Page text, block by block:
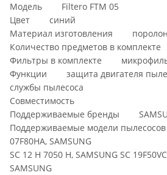
Модель Filtero FTM 05
Цвет синий
Материал изготовления поролон
Количество предметов в
Фильтры в комплекте
Функции защита двигателя
службы пылесоса
Совместимость
Поддерживаемые бренды
Поддерживаемые модели
07F80HA, SAMSUNG
SC 12 H 7050 H, SAMSUNG SC
SAMSUNG